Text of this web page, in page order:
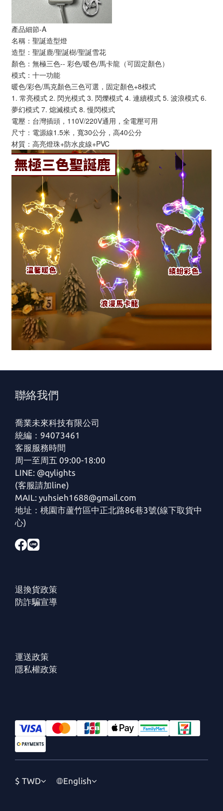
產品細節-A
名稱：聖誕造型燈
造型：聖誕鹿/聖誕樹/聖誕雪花
顏色：無極三色-- 彩色/暖色/馬卡龍（可固定顏色）
模式：十一功能
暖色/彩色/馬克顏色三色可選，固定顏色+8模式
1. 常亮模式 2. 閃光模式 3. 閃爍模式 4. 連續模式 5. 波浪模式 6.
夢幻模式 7. 熄滅模式 8. 慢閃模式
電壓：台灣插頭，110V/220V通用，全電壓可用
尺寸：電源線1.5米，寬30公分，高40公分
材質：高亮燈珠+防水皮線+PVC
聯絡我們
喬業未來科技有限公司
統編：94073461
客服服務時間
周一至周五 09:00-18:00
LINE: @qylights
(客服請加line)
MAIL: yuhsieh1688@gmail.com
地址：桃園市蘆竹區中正北路86巷3號(線下取貨中
心)
退換貨政策
防詐騙宣導
運送政策
隱私權政策
$ TWD English